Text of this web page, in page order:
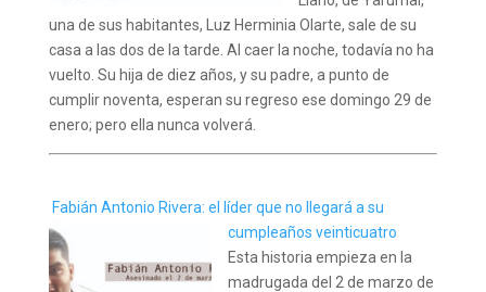
una de sus habitantes, Luz Herminia Olarte, sale de su
casa a las dos de la tarde. Al caer la noche, todavía no ha
vuelto. Su hija de diez años, y su padre, a punto de
cumplir noventa, esperan su regreso ese domingo 29 de
enero; pero ella nunca volverá.
Fabián Antonio Rivera: el líder que no llegará a su
cumpleaños veinticuatro
Esta historia empieza en la
madrugada del 2 de marzo de